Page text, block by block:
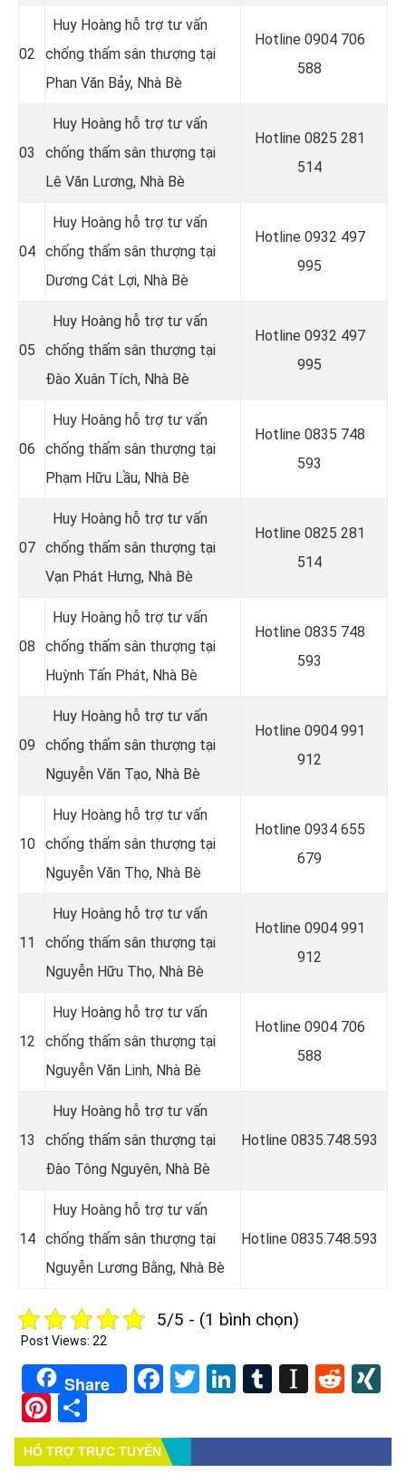
02
Huy Hoàng hỗ trợ tư vấn
chống thấm sân thượng tại
Phan Văn Bảy, Nhà Bè
Hotline 0904 706
588
03
Huy Hoàng hỗ trợ tư vấn
chống thấm sân thượng tại
Lê Văn Lương, Nhà Bè
Hotline 0825 281
514
04
Huy Hoàng hỗ trợ tư vấn
chống thấm sân thượng tại
Dương Cát Lợi, Nhà Bè
Hotline 0932 497
995
05
Huy Hoàng hỗ trợ tư vấn
chống thấm sân thượng tại
Đào Xuân Tích, Nhà Bè
Hotline 0932 497
995
06
Huy Hoàng hỗ trợ tư vấn
chống thấm sân thượng tại
Phạm Hữu Lầu, Nhà Bè
Hotline 0835 748
593
07
Huy Hoàng hỗ trợ tư vấn
chống thấm sân thượng tại
Vạn Phát Hưng, Nhà Bè
Hotline 0825 281
514
08
Huy Hoàng hỗ trợ tư vấn
chống thấm sân thượng tại
Huỳnh Tấn Phát, Nhà Bè
Hotline 0835 748
593
09
Huy Hoàng hỗ trợ tư vấn
chống thấm sân thượng tại
Nguyễn Văn Tạo, Nhà Bè
Hotline 0904 991
912
10
Huy Hoàng hỗ trợ tư vấn
chống thấm sân thượng tại
Nguyễn Văn Thọ, Nhà Bè
Hotline 0934 655
679
11
Huy Hoàng hỗ trợ tư vấn
chống thấm sân thượng tại
Nguyễn Hữu Thọ, Nhà Bè
Hotline 0904 991
912
12
Huy Hoàng hỗ trợ tư vấn
chống thấm sân thượng tại
Nguyễn Văn Linh, Nhà Bè
Hotline 0904 706
588
13
Huy Hoàng hỗ trợ tư vấn
chống thấm sân thượng tại
Đào Tông Nguyên, Nhà Bè
Hotline 0835.748.593
14
Huy Hoàng hỗ trợ tư vấn
chống thấm sân thượng tại
Nguyễn Lương Bằng, Nhà Bè
Hotline 0835.748.593
5/5 - (1 bình chọn)
Post Views: 22
Share Facebook
TwitterLinkedIn
Tumblr
Pinterest
HỔ TRỢ TRỰC TUYẾN